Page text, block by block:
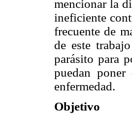
mencionar la
ineficiente
frecuente de
de este
parásito para
puedan
enfermedad.
Objetivo